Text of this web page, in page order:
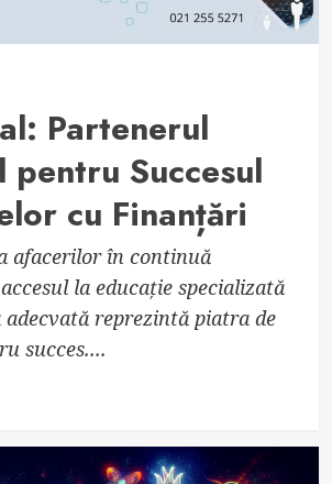
Partenerul
pentru Succesul
cu Finanțări
afacerilor în continuă
la educație specializată
reprezintă piatra de
succes....